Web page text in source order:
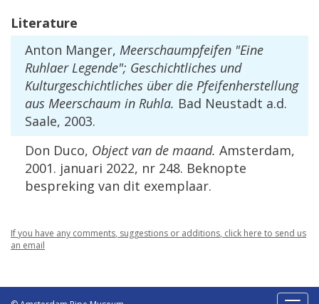
Literature
Anton Manger, Meerschaumpfeifen "Eine
Ruhlaer Legende"; Geschichtliches und
Kulturgeschichtliches über die Pfeifenherstellung
aus Meerschaum in Ruhla. Bad Neustadt a.d.
Saale, 2003.
Don Duco, Object van de maand. Amsterdam,
2001. januari 2022, nr 248. Beknopte
bespreking van dit exemplaar.
Ifyou have any comments, suggestions or additions, click here to send us
an email